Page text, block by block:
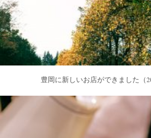
豊岡に新しいお店ができました （